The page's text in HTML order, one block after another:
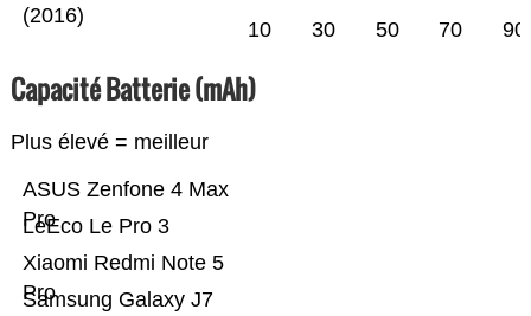
(2016)
10 30 50 70 90
Capacité Batterie (mAh)
Plus élevé = meilleur
Samsung Galaxy J7
Xiaomi Redmi Note 5
Pro
LeEco Le Pro 3
ASUS Zenfone 4 Max
Pro